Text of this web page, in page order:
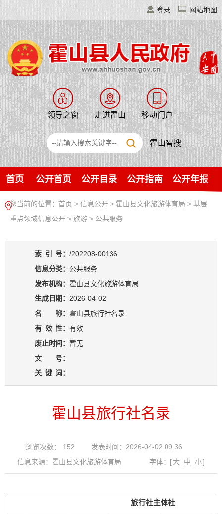
登录 网站地图
领导之窗 走进霍山 移动门户
霍山智搜
首页 公开首页 公开目录 公开指南 公开年报
您当前的位置： 首页 > 信息公开 > 霍山县文化旅游体育局 > 基层
重点领域信息公开 > 旅游 > 公共服务
索 引 号： /202208-00136
信息分类： 公共服务
发布机构： 霍山县文化旅游体育局
生成日期： 2026-04-02
名 称： 霍山县旅行社名录
有 效 性： 有效
废止时间： 暂无
文 号：
关 键 词：
霍山县旅行社名录
浏览次数： 152
发表时间：2026-04-02 09:36
信息来源：霍山县文化旅游体育局
字体： [大 中 小]
旅行社主体社